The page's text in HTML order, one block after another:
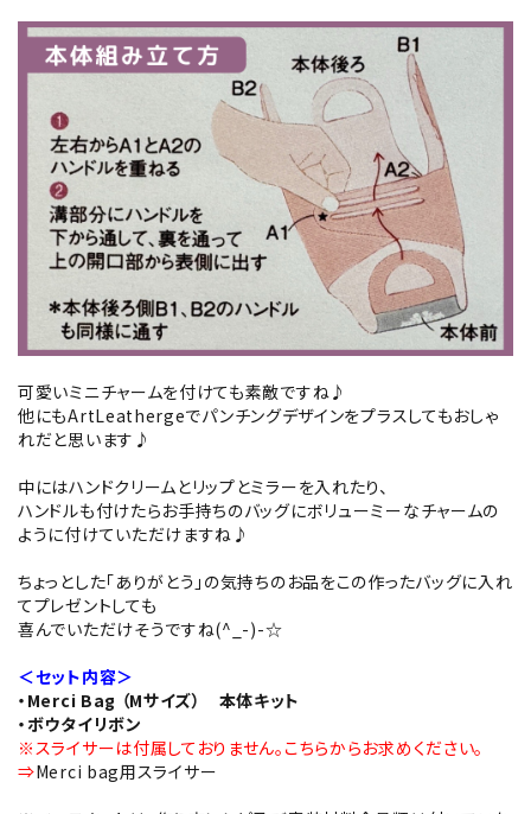
可愛いミニチャームを付けても素敵ですね♪
他にもArtLeathergeでパンチングデザインをプラスしてもおしゃ
れだと思います♪
中にはハンドクリームとリップとミラーを入れたり、
ハンドルも付けたらお手持ちのバッグにボリューミーなチャームの
ように付けていただけますね♪
ちょっとした「ありがとう」の気持ちのお品をこの作ったバッグに入れ
てプレゼントしても
喜んでいただけそうですね(^_-)-☆
＜セット内容＞
・Merci Bag （Mサイズ） 本体キット
・ボウタイリボン
※スライサーは付属しておりません。こちらからお求めください。
⇒Merci bag用スライサー